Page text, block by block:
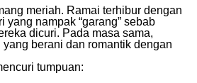
meriah. Ramai terhibur dengan
yang nampak “garang” sebab
dicuri. Pada masa sama,
berani dan romantik dengan
tumpuan: